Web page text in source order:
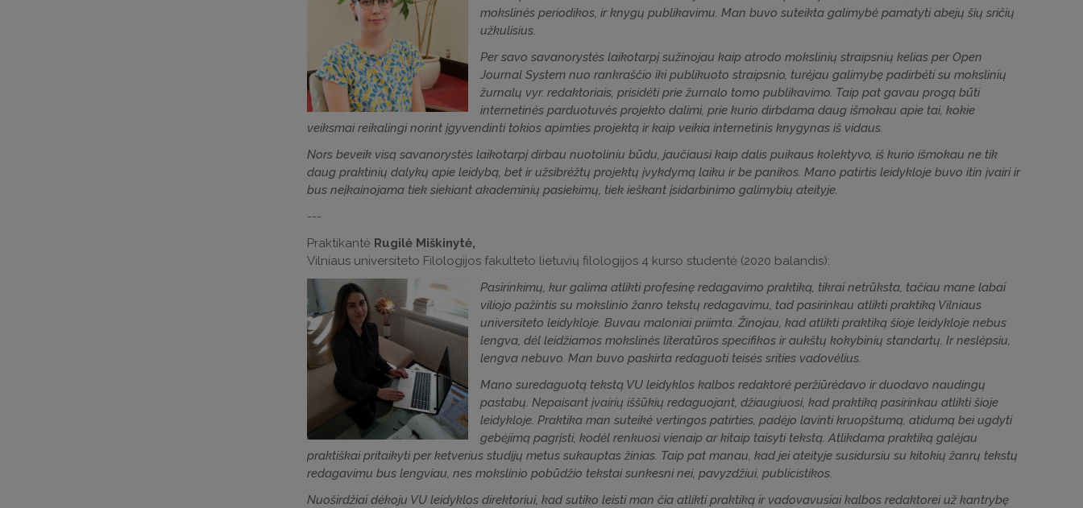
mokslinės periodikos, ir knygų publikavimu. Man buvo suteikta galimybė pamatyti abejų šių sričių
užkulisius.
Per savo savanorystės laikotarpį sužinojau kaip atrodo mokslinių straipsnių kelias per Open
Journal System nuo rankraščio iki publikuoto straipsnio, turėjau galimybę padirbėti su mokslinių
žurnalų vyr. redaktoriais, prisidėti prie žurnalo tomo publikavimo. Taip pat gavau progą būti
internetinės parduotuvės projekto dalimi, prie kurio dirbdama daug išmokau apie tai, kokie
veiksmai reikalingi norint įgyvendinti tokios apimties projektą ir kaip veikia internetinis knygynas iš vidaus.
Nors beveik visą savanorystės laikotarpį dirbau nuotoliniu būdu, jaučiausi kaip dalis puikaus kolektyvo, iš kurio išmokau ne tik
daug praktinių dalykų apie leidybą, bet ir užsibrėžtų projektų įvykdymą laiku ir be panikos. Mano patirtis leidykloje buvo itin įvairi ir
bus neįkainojama tiek siekiant akademinių pasiekimų, tiek ieškant įsidarbinimo galimybių ateityje.
---
Praktikantė Rugilė Miškinytė,
Vilniaus universiteto Filologijos fakulteto lietuvių filologijos 4 kurso studentė (2020 balandis):
Pasirinkimų, kur galima atlikti profesinę redagavimo praktiką, tikrai netrūksta, tačiau mane labai
viliojo pažintis su mokslinio žanro tekstų redagavimu, tad pasirinkau atlikti praktiką Vilniaus
universiteto leidykloje. Buvau maloniai priimta. Žinojau, kad atlikti praktiką šioje leidykloje nebus
lengva, dėl leidžiamos mokslinės literatūros specifikos ir aukštų kokybinių standartų. Ir neslėpsiu,
lengva nebuvo. Man buvo paskirta redaguoti teisės srities vadovėlius.
Mano suredaguotą tekstą VU leidyklos kalbos redaktorė peržiūrėdavo ir duodavo naudingų
pastabų. Nepaisant įvairių iššūkių redaguojant, džiaugiuosi, kad praktiką pasirinkau atlikti šioje
leidykloje. Praktika man suteikė vertingos patirties, padėjo lavinti kruopštumą, atidumą bei ugdyti
gebėjimą pagrįsti, kodėl renkuosi vienaip ar kitaip taisyti tekstą. Atlikdama praktiką galėjau
praktiškai pritaikyti per ketverius studijų metus sukauptas žinias. Taip pat manau, kad jei ateityje susidursiu su kitokių žanrų tekstų
redagavimu bus lengviau, nes mokslinio pobūdžio tekstai sunkesni nei, pavyzdžiui, publicistikos.
Nuoširdžiai dėkoju VU leidyklos direktoriui, kad sutiko leisti man čia atlikti praktiką ir vadovavusiai kalbos redaktorei už kantrybę